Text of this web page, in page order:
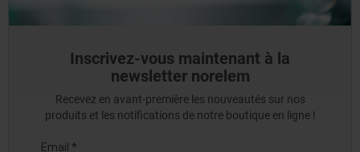
Inscrivez-vous maintenant à la
newsletter norelem
Recevez en avant-première les nouveautés sur nos
produits et les notifications de notre boutique en ligne !